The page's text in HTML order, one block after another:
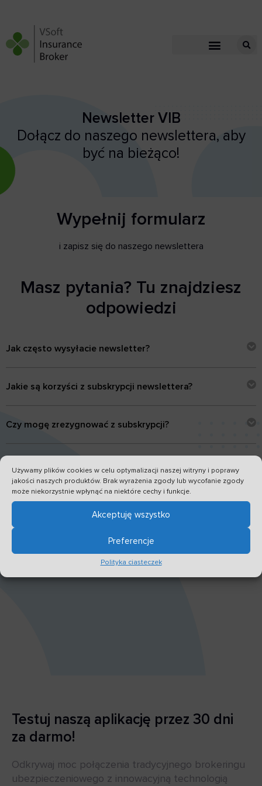
Używamy plików cookies w celu optymalizacji naszej witryny i poprawy
jakości naszych produktów. Brak wyrażenia zgody lub wycofanie zgody
może niekorzystnie wpłynąć na niektóre cechy i funkcje.
Akceptuję wszystko
Preferencje
Polityka ciasteczek
Newsletter VIB
Dołącz do naszego newslettera, aby
być na bieżąco!
Wypełnij formularz
i zapisz się do naszego newslettera
Masz pytania? Tu znajdziesz
odpowiedzi
Jak często wysyłacie newsletter?
Jakie są korzyści z subskrypcji newslettera?
Czy mogę zrezygnować z subskrypcji?
Jak mogę się upewnić, że nie przegapię żadnych
Testuj naszą aplikację przez 30 dni
za darmo!
Odkrywaj moc połączenia tradycyjnego brokeringu
ubezpieczeniowego z innowacyjną technologią